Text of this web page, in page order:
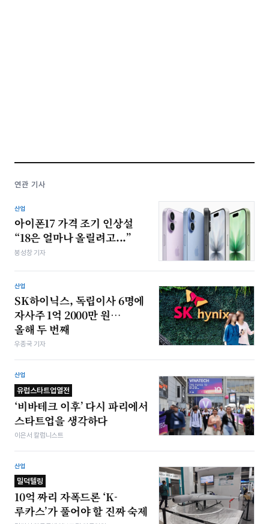
연관 기사
산업
아이폰17 가격 조기 인상설
“18은 얼마나 올릴려고...”
봉성창 기자
산업
SK하이닉스, 독립이사 6명에
자사주 1억 2000만 원…
올해 두 번째
우종국 기자
산업
유럽스타트업열전
‘비바테크 이후’ 다시 파리에서
스타트업을 생각하다
이은서 칼럼니스트
산업
밀덕텔링
10억 짜리 자폭드론 ‘K-
루카스’가 풀어야 할 진짜 숙제